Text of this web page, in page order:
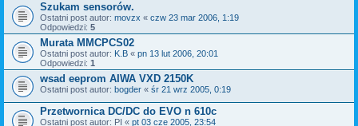
Szukam sensorów.
Ostatni post autor: movzx « czw 23 mar 2006, 1:19
Odpowiedzi: 5
Murata MMCPCS02
Ostatni post autor: K.B « pn 13 lut 2006, 20:01
Odpowiedzi: 1
wsad eeprom AIWA VXD 2150K
Ostatni post autor: bogder « śr 21 wrz 2005, 0:19
Przetwornica DC/DC do EVO n 610c
Ostatni post autor: PI « pt 03 cze 2005, 23:54